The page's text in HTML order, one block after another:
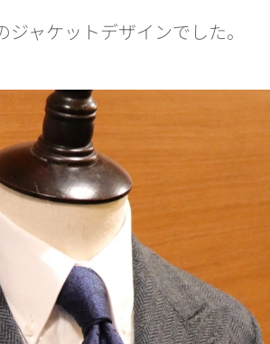
ャケットデザインでした。